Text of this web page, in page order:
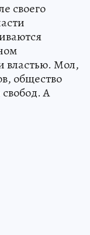
своего
властью. Мол,
общество
свобод. А